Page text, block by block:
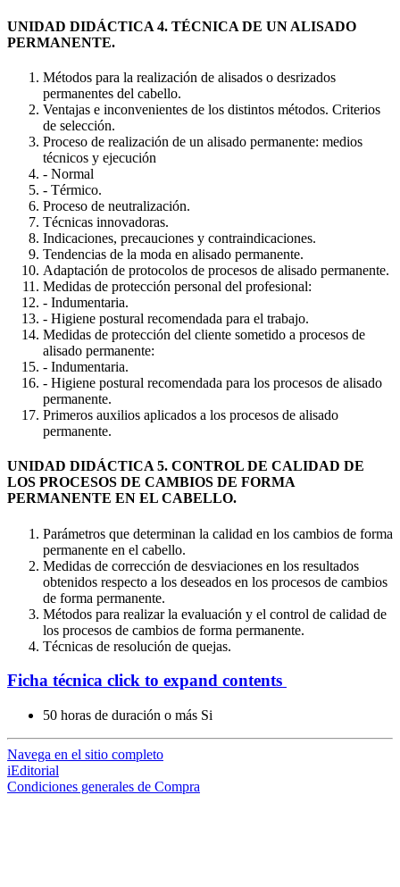
UNIDAD DIDÁCTICA 4. TÉCNICA DE UN ALISADO
PERMANENTE.
Métodos para la realización de alisados o desrizados
permanentes del cabello.
Ventajas e inconvenientes de los distintos métodos. Criterios
de selección.
Proceso de realización de un alisado permanente: medios
técnicos y ejecución
- Normal
- Térmico.
Proceso de neutralización.
Técnicas innovadoras.
Indicaciones, precauciones y contraindicaciones.
Tendencias de la moda en alisado permanente.
Adaptación de protocolos de procesos de alisado permanente.
Medidas de protección personal del profesional:
- Indumentaria.
- Higiene postural recomendada para el trabajo.
Medidas de protección del cliente sometido a procesos de
alisado permanente:
- Indumentaria.
- Higiene postural recomendada para los procesos de alisado
permanente.
Primeros auxilios aplicados a los procesos de alisado
permanente.
UNIDAD DIDÁCTICA 5. CONTROL DE CALIDAD DE
LOS PROCESOS DE CAMBIOS DE FORMA
PERMANENTE EN EL CABELLO.
Parámetros que determinan la calidad en los cambios de forma
permanente en el cabello.
Medidas de corrección de desviaciones en los resultados
obtenidos respecto a los deseados en los procesos de cambios
de forma permanente.
Métodos para realizar la evaluación y el control de calidad de
los procesos de cambios de forma permanente.
Técnicas de resolución de quejas.
Ficha técnica click to expand contents
50 horas de duración o más Si
Navega en el sitio completo
iEditorial
Condiciones generales de Compra